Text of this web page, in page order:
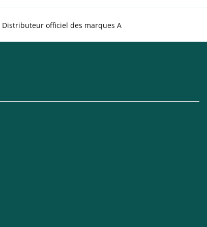
Distributeur officiel des marques A